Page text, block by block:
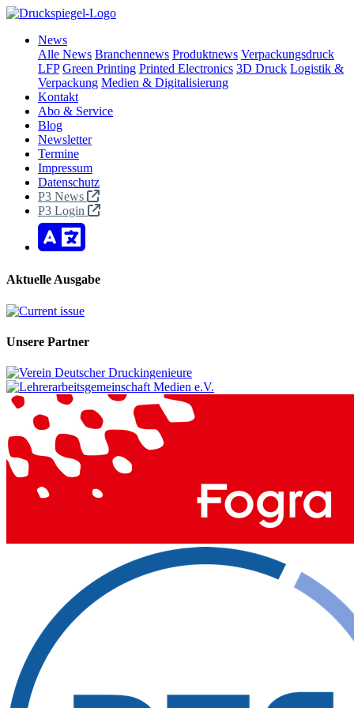
News
Alle News Branchennews Produktnews Verpackungsdruck
LFP Green Printing Printed Electronics 3D Druck Logistik &
Verpackung Medien & Digitalisierung
Kontakt
Abo & Service
Blog
Newsletter
Termine
Impressum
Datenschutz
P3 News
P3 Login
Aktuelle Ausgabe
Unsere Partner